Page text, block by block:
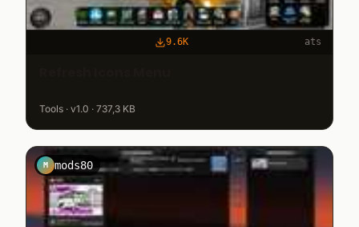
9.6K ats
Tools · v1.0 · 737,3 KB
M mods80